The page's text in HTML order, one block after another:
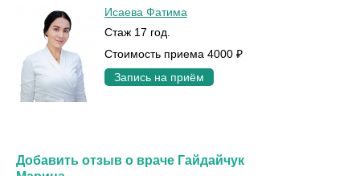
Исаева Фатима
Стаж 17 год.
Стоимость приема 4000 ₽
Запись на приём
Добавить отзыв о враче Гайдайчук